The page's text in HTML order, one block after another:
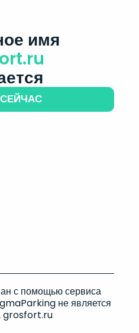
имя
с помощью сервиса
не является
grosfort.ru